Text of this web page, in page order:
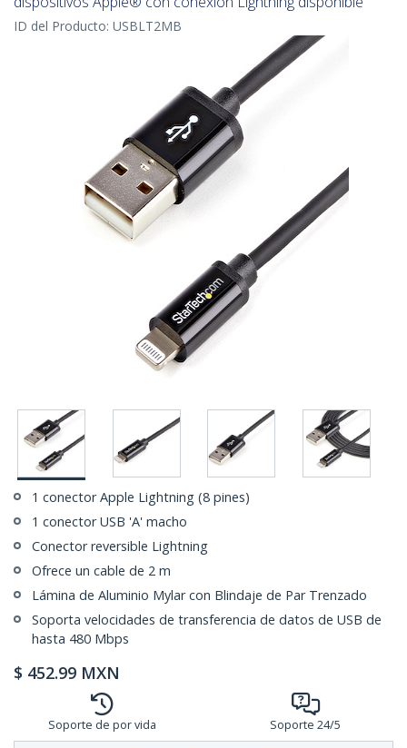
ID del Producto: USBLT2MB
1 conector Apple Lightning (8 pines)
1 conector USB 'A' macho
Conector reversible Lightning
Ofrece un cable de 2 m
Lámina de Aluminio Mylar con Blindaje de Par Trenzado
Soporta velocidades de transferencia de datos de USB de
hasta 480 Mbps
$ 452.99 MXN
Soporte de por vida Soporte 24/5